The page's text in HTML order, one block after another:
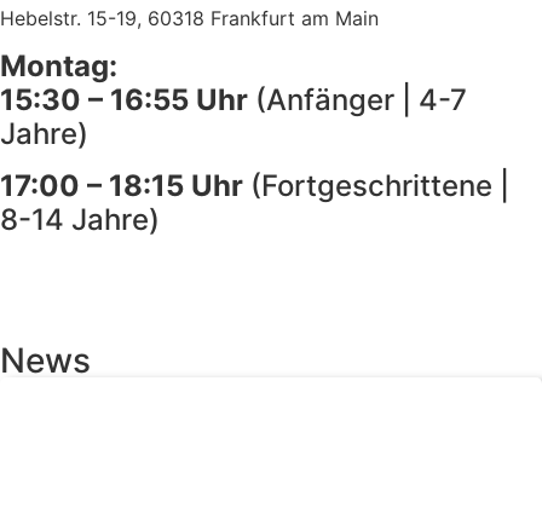
Hebelstr. 15-19, 60318 Frankfurt am Main
Montag:
15:30 – 16:55 Uhr (Anfänger | 4-7
Jahre)
17:00 – 18:15 Uhr (Fortgeschrittene |
8-14 Jahre)
News